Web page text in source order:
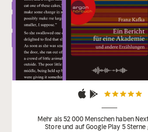
Mehr als 52 000 Menschen haben
Store und auf Google Play 5 Sterne